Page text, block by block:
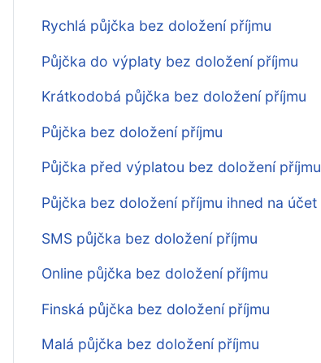
Rychlá půjčka bez doložení příjmu
Půjčka do výplaty bez doložení příjmu
Krátkodobá půjčka bez doložení příjmu
Půjčka bez doložení příjmu
Půjčka před výplatou bez doložení příjmu
Půjčka bez doložení příjmu ihned na účet
SMS půjčka bez doložení příjmu
Online půjčka bez doložení příjmu
Finská půjčka bez doložení příjmu
Malá půjčka bez doložení příjmu